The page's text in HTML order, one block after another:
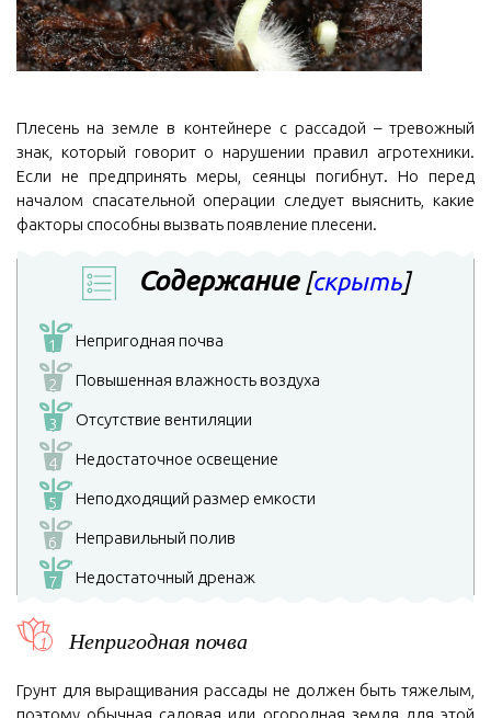
Плесень на земле в контейнере с рассадой – тревожный
знак, который говорит о нарушении правил агротехники.
Если не предпринять меры, сеянцы погибнут. Но перед
началом спасательной операции следует выяснить, какие
факторы способны вызвать появление плесени.
Содержание [скрыть]
1 Непригодная почва
2 Повышенная влажность воздуха
3 Отсутствие вентиляции
4 Недостаточное освещение
5 Неподходящий размер емкости
6 Неправильный полив
7 Недостаточный дренаж
Непригодная почва
Грунт для выращивания рассады не должен быть тяжелым,
поэтому обычная садовая или огородная земля для этой